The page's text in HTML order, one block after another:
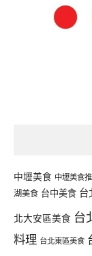
中壢美食 中壢美食
湖美食 台中美食 台
北大安區美食 台
料理 台北東區美食